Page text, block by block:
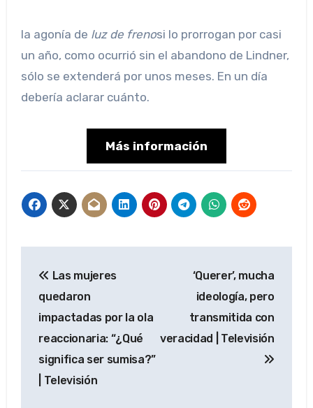
la agonía de luz de frenosi lo prorrogan por casi
un año, como ocurrió sin el abandono de Lindner,
sólo se extenderá por unos meses. En un día
debería aclarar cuánto.
Más información
de
entradas
Las mujeres
quedaron
impactadas por la ola
reaccionaria: “¿Qué
significa ser sumisa?”
| Televisión
‘Querer’, mucha
ideología, pero
transmitida con
veracidad | Televisión